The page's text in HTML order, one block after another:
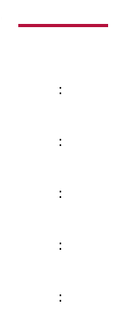
:
:
:
:
: